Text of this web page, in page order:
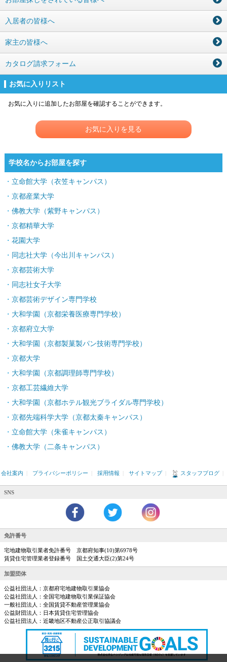
入居者の皆様へ
家主の皆様へ
カタログ請求フォーム
お気に入りリスト
お気に入りに追加したお部屋を確認することができます。
お気に入りを見る
学校名からお部屋を探す
立命館大学（衣笠キャンパス）
京都産業大学
佛教大学（紫野キャンパス）
京都精華大学
花園大学
同志社大学（今出川キャンパス）
京都芸術大学
同志社女子大学
京都芸術デザイン専門学校
大和学園（京都栄養医療専門学校）
京都府立大学
大和学園（京都製菓製パン技術専門学校）
京都大学
大和学園（京都調理師専門学校）
京都工芸繊維大学
大和学園（京都ホテル観光ブライダル専門学校）
京都先端科学大学（京都太秦キャンパス）
立命館大学（朱雀キャンパス）
佛教大学（二条キャンパス）
会社案内 プライバシーポリシー 採用情報 サイトマップ スタッフブログ
SNS
免許番号
宅地建物取引業者免許番号 京都府知事(10)第6978号
賃貸住宅管理業者登録番号 国土交通大臣(2)第24号
加盟団体
公益社団法人：京都府宅地建物取引業協会
公益社団法人：全国宅地建物取引業保証協会
一般社団法人：全国賃貸不動産管理業協会
公益財団法人：日本賃貸住宅管理協会
公益社団法人：近畿地区不動産公正取引協議会